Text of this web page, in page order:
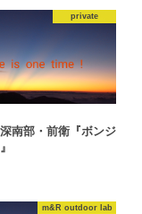
private
南部・前衛『ボンジ
m&R outdoor lab